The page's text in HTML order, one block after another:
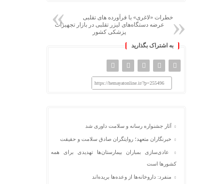
خطرات «لاغری» با فرآورده های تقلبی
عرضه دستگاه‌های لیزر تقلبی در بازار تجهیزات
پزشکی کشور
به اشتراک بگذارید
https://hemayatonline.ir/?p=255496
آثار جشنواره رسانه و سلامت داوری شد
خبرنگاران متعهد؛ روایتگران صادق سلامت و حقیقت
عادی‌سازی بمباران بیمارستان‌ها تهدیدی برای همه
کشورها است
منفرد: داروخانه‌ها از وعده‌ها بریده‌اند